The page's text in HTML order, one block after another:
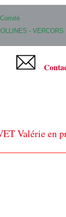
Comité
- VERCORS
Valérie en